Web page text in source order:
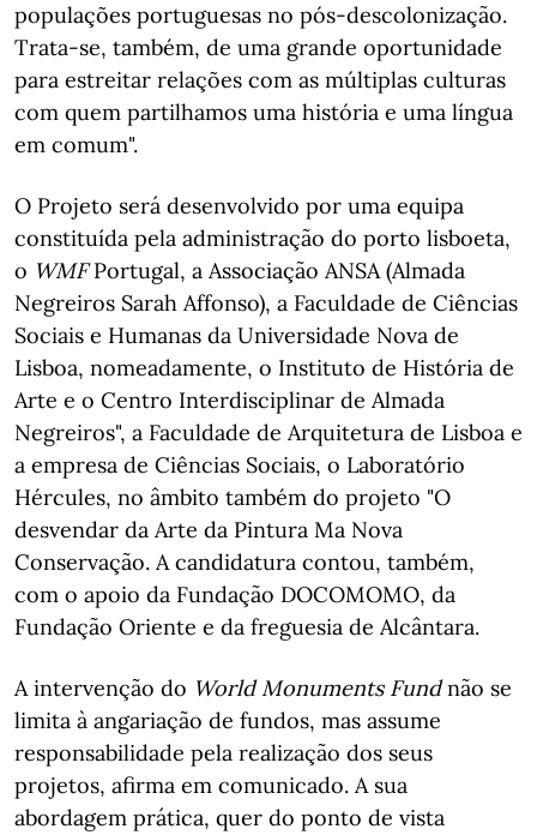
populações portuguesas no pós-descolonização.
Trata-se, também, de uma grande oportunidade
para estreitar relações com as múltiplas culturas
com quem partilhamos uma história e uma língua
em comum".
O Projeto será desenvolvido por uma equipa
constituída pela administração do porto lisboeta,
o WMFPortugal, a Associação ANSA (Almada
Negreiros Sarah Affonso), a Faculdade de Ciências
Sociais e Humanas da Universidade Nova de
Lisboa, nomeadamente, o Instituto de História de
Arte e o Centro Interdisciplinar de Almada
Negreiros", a Faculdade de Arquitetura de Lisboa e
a empresa de Ciências Sociais, o Laboratório
Hércules, no âmbito também do projeto "O
desvendar da Arte da Pintura Ma Nova
Conservação. A candidatura contou, também,
com o apoio da Fundação DOCOMOMO, da
Fundação Oriente e da freguesia de Alcântara.
A intervenção do World Monuments Fundnão se
limita à angariação de fundos, mas assume
responsabilidade pela realização dos seus
projetos, afirma em comunicado. A sua
abordagem prática, quer do ponto de vista